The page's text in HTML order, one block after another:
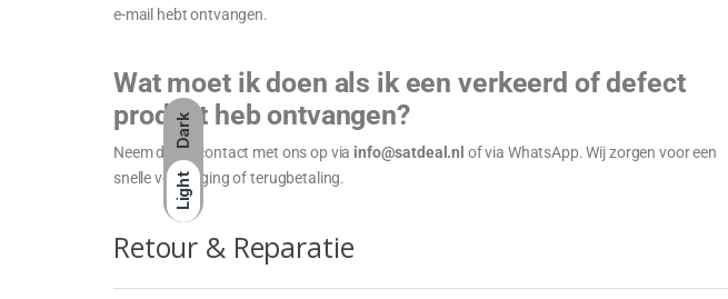
Dark
Light
e-mail hebt ontvangen.
Wat moet ik doen als ik een verkeerd of defect
product heb ontvangen?
Neem direct contact met ons op via info@satdeal.nl of via WhatsApp. Wij zorgen voor een
snelle vervanging of terugbetaling.
Retour & Reparatie